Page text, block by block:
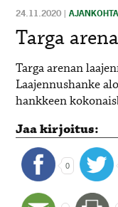
24.11.2020 |
Targa
Targa arenan
Laajennushanke
hankkeen
Jaa kirjoitus:
0